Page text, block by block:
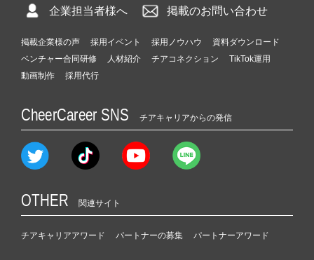
企業担当者様へ 掲載のお問い合わせ
掲載企業様の声 採用イベント 採用ノウハウ
資料ダウンロード
ベンチャー合同研修
人材紹介 チアコネクション
TikTok運用
動画制作
採用代行
CheerCareer SNS チアキャリアからの発信
OTHER 関連サイト
チアキャリアアワード パートナーの募集 パートナーアワード